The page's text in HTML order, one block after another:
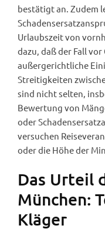
bestätigt an. Zudem
Urlaubszeit von
dazu, daß der Fall
außergerichtliche
Streitigkeiten
sind nicht selten,
Bewertung von
oder
versuchen
oder die Höhe der
Das Urteil
München:
Kläger